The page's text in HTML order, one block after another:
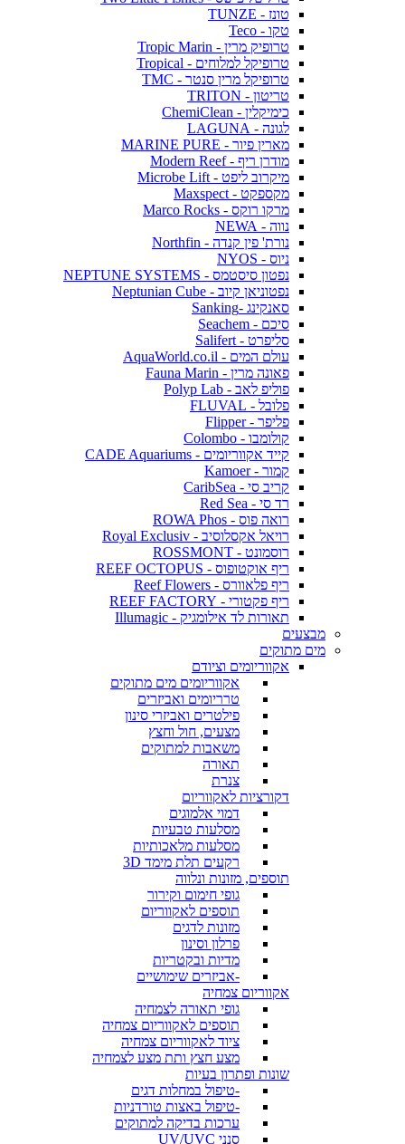
טונז - TUNZE
טקו - Teco
טרופיק מרין - Tropic Marin
טרופיקל למלוחים - Tropical
טרופיקל מרין סנטר - TMC
טריטון - TRITON
כימיקלין - ChemiClean
לגונה - LAGUNA
מארין פיור - MARINE PURE
מודרן ריף - Modern Reef
מיקרוב ליפט - Microbe Lift
מקספקט - Maxspect
מרקו רוקס - Marco Rocks
נווה - NEWA
נורת' פין קנדה - Northfin
ניוס - NYOS
נפטון סיסטמס - NEPTUNE SYSTEMS
נפטוניאן קיוב - Neptunian Cube
סאנקינג -Sanking
סיכם - Seachem
סליפרט - Salifert
עולם המים - AquaWorld.co.il
פאונה מרין - Fauna Marin
פוליפ לאב - Polyp Lab
פלובל - FLUVAL
פליפר - Flipper
קולומבו - Colombo
קייד אקווריומים - CADE Aquariums
קמור - Kamoer
קריב סי - CaribSea
רד סי - Red Sea
רואה פוס - ROWA Phos
רויאל אקסלוסיב - Royal Exclusiv
רוסמונט - ROSSMONT
ריף אוקטופוס - REEF OCTOPUS
ריף פלאוורס - Reef Flowers
ריף פקטורי - REEF FACTORY
תאורות לד אילומגיק - Illumagic
מבצעים
מים מתוקים
אקווריומים וציודם
אקווריומים מים מתוקים
טרריומים ואביזרים
פילטרים ואביזרי סינון
מצעים, חול וחצץ
משאבות למתוקים
תאורה
צנרת
דקורציות לאקווריום
דמוי אלמוגים
מסלעות טבעיות
מסלעות מלאכותיות
רקעים תלת מימד 3D
תוספים, מזונות ונלווה
גופי חימום וקירור
תוספים לאקווריום
מזונות לדגים
פרלון וסינון
מדיות ובקטריות
-אביזרים שימושיים
אקווריום צמחיה
גופי תאורה לצמחיה
תוספים לאקווריום צמחיה
ציוד לאקווריום צמחיה
מצע חצץ ותת מצע לצמחיה
שונות ופתרון בעיות
-טיפול במחלות דגים
-טיפול באצות טורדניות
ערכות בדיקה למתוקים
סנני UV/UVC